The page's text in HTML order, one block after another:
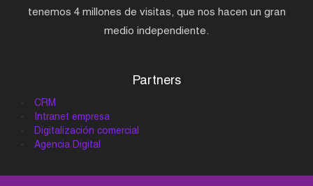
tenemos 4 millones de visitas, que nos hacen un gran
medio independiente.
Partners
CRM
Intranet empresa
Digitalización comercial
Agencia Digital